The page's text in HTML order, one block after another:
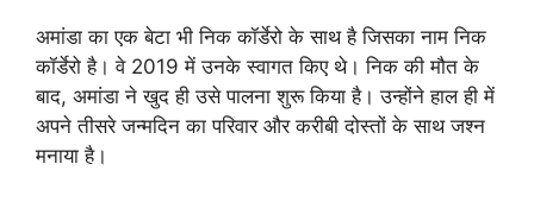
अमांडा का एक बेटा भी निक कॉर्डेरो के साथ है जिसका नाम निक
कॉर्डेरो है। वे 2019 में उनके स्वागत किए थे। निक की मौत के
बाद, अमांडा ने खुद ही उसे पालना शुरू किया है। उन्होंने हाल ही में
अपने तीसरे जन्मदिन का परिवार और करीबी दोस्तों के साथ जश्न
मनाया है।